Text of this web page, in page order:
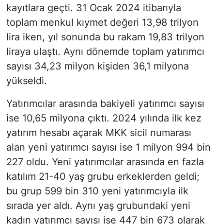
kayıtlara geçti. 31 Ocak 2024 itibarıyla
toplam menkul kıymet değeri 13,98 trilyon
lira iken, yıl sonunda bu rakam 19,83 trilyon
liraya ulaştı. Aynı dönemde toplam yatırımcı
sayısı 34,23 milyon kişiden 36,1 milyona
yükseldi.
Yatırımcılar arasında bakiyeli yatırımcı sayısı
ise 10,65 milyona çıktı. 2024 yılında ilk kez
yatırım hesabı açarak MKK sicil numarası
alan yeni yatırımcı sayısı ise 1 milyon 994 bin
227 oldu. Yeni yatırımcılar arasında en fazla
katılım 21-40 yaş grubu erkeklerden geldi;
bu grup 599 bin 310 yeni yatırımcıyla ilk
sırada yer aldı. Aynı yaş grubundaki yeni
kadın yatırımcı sayısı ise 447 bin 673 olarak